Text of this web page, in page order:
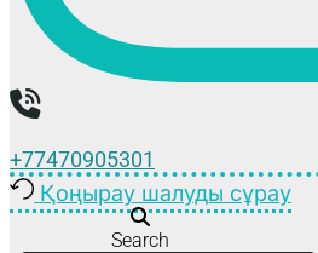
+77470905301
Қоңырау шалуды сұрау
Search